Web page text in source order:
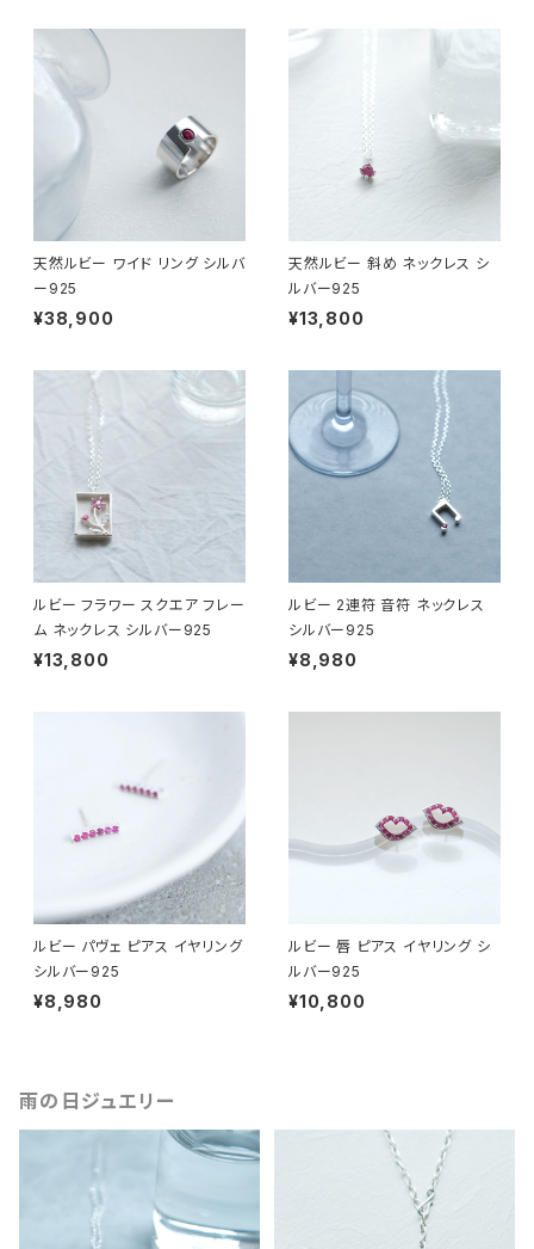
天然ルビー ワイド リング シルバ
ー925
¥38,900
天然ルビー 斜め ネックレス シ
ルバー925
¥13,800
ルビー フラワー スクエア フレー
ム ネックレス シルバー925
¥13,800
ルビー 2連符 音符 ネックレス
シルバー925
¥8,980
ルビー パヴェ ピアス イヤリング
シルバー925
¥8,980
ルビー 唇 ピアス イヤリング シ
ルバー925
¥10,800
雨の日ジュエリー